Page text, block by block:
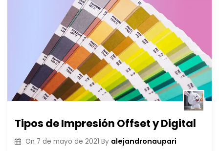
Tipos de Impresión Offset y Digital
On 7 de mayo de 2021 By alejandronaupari